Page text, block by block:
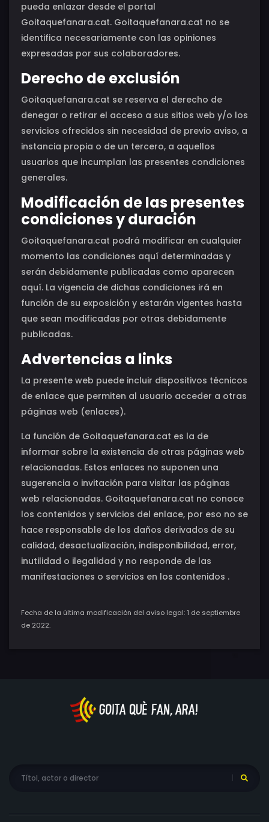
pueda enlazar desde el portal
Goitaquefanara.cat. Goitaquefanara.cat no se
identifica necesariamente con las opiniones
expresadas por sus colaboradores.
Derecho de exclusión
Goitaquefanara.cat se reserva el derecho de
denegar o retirar el acceso a sus sitios web y/o los
servicios ofrecidos sin necesidad de previo aviso, a
instancia propia o de un tercero, a aquellos
usuarios que incumplan las presentes condiciones
generales.
Modificación de las presentes
condiciones y duración
Goitaquefanara.cat podrá modificar en cualquier
momento las condiciones aquí determinadas y
serán debidamente publicadas como aparecen
aquí. La vigencia de dichas condiciones irá en
función de su exposición y estarán vigentes hasta
que sean modificadas por otras debidamente
publicadas.
Advertencias a links
La presente web puede incluir dispositivos técnicos
de enlace que permiten al usuario acceder a otras
páginas web (enlaces).
La función de Goitaquefanara.cat es la de
informar sobre la existencia de otras páginas web
relacionadas. Estos enlaces no suponen una
sugerencia o invitación para visitar las páginas
web relacionadas. Goitaquefanara.cat no conoce
los contenidos y servicios del enlace, por eso no se
hace responsable de los daños derivados de su
calidad, desactualización, indisponibilidad, error,
inutilidad o ilegalidad y no responde de las
manifestaciones o servicios en los contenidos .
Fecha de la última modificación del aviso legal: 1 de septiembre
de 2022.